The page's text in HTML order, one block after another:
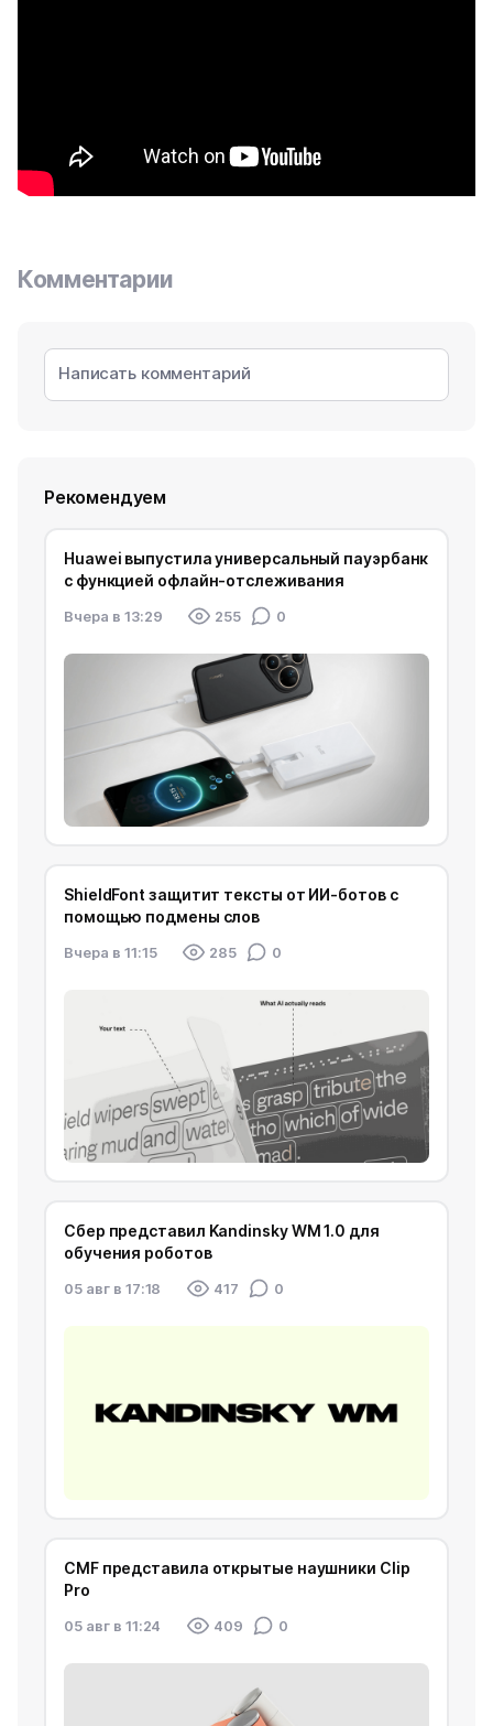
Комментарии
Рекомендуем
Huawei выпустила универсальный пауэрбанк
с функцией офлайн-отслеживания
Вчера в 13:29 255 0
ShieldFont защитит тексты от ИИ-ботов с
помощью подмены слов
Вчера в 11:15 285 0
Сбер представил Kandinsky WM 1.0 для
обучения роботов
05 авг в 17:18 417 0
CMF представила открытые наушники Clip
Pro
05 авг в 11:24 409 0